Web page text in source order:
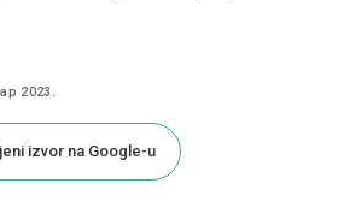
2023.
izvor na Google-u